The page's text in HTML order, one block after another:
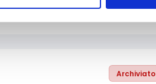
Archiviato